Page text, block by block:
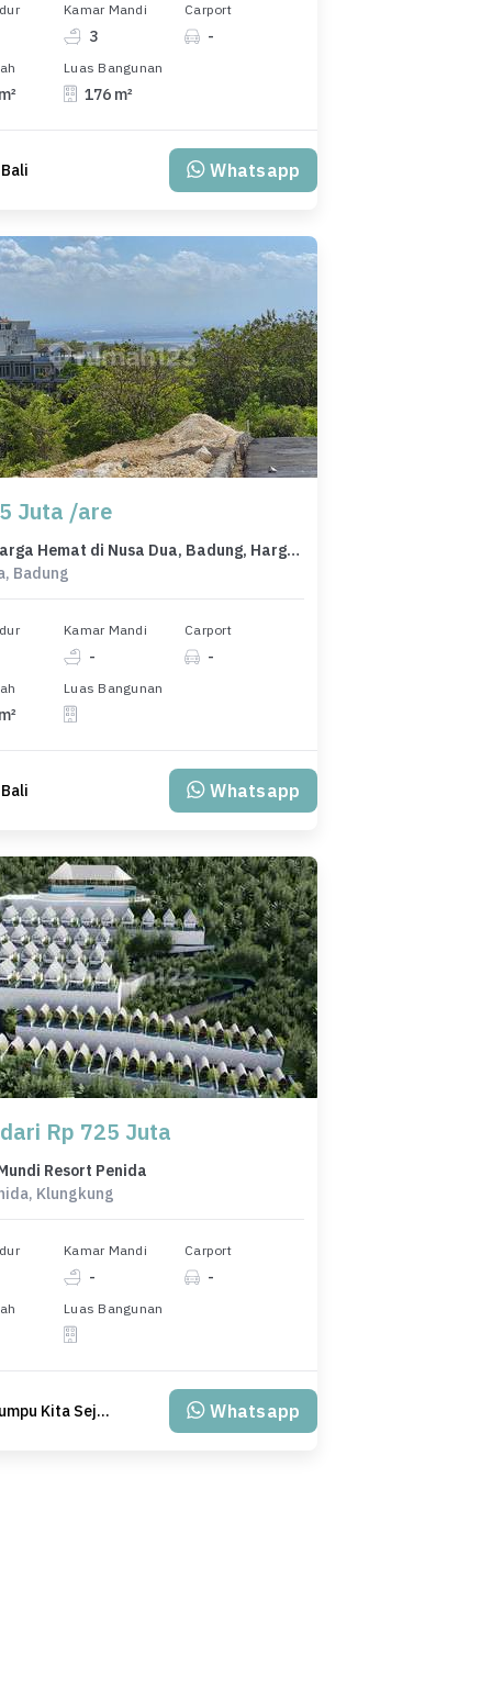
Kamar Mandi
3
Carport
-
Luas Bangunan
176 m²
Whatsapp
Juta /are
Tanah Harga Hemat di Nusa Dua, Badung, Harga 14,3 Juta
Badung
Kamar Mandi
-
Carport
-
Luas Bangunan
Whatsapp
Rp 725 Juta
Resort Penida
Klungkung
Kamar Mandi
-
Carport
-
Luas Bangunan
PT Klumpu Kita Sejahtera Whatsapp